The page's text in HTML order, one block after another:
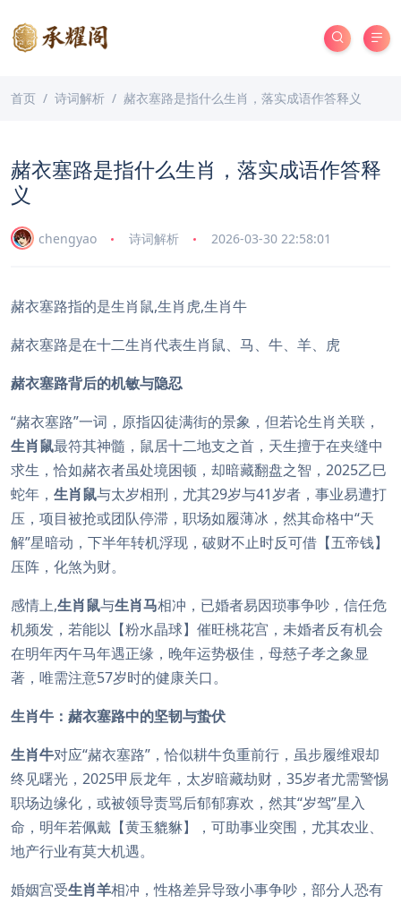
首页 诗词解析 赭衣塞路是指什么生肖，落实成语作答释义
赭衣塞路是指什么生肖，落实成语作答释
义
chengyao 诗词解析 2026-03-30 22:58:01
赭衣塞路指的是生肖鼠,生肖虎,生肖牛
赭衣塞路是在十二生肖代表生肖鼠、马、牛、羊、虎
赭衣塞路背后的机敏与隐忍
“赭衣塞路”一词，原指囚徒满街的景象，但若论生肖关联，
生肖鼠最符其神髓，鼠居十二地支之首，天生擅于在夹缝中
求生，恰如赭衣者虽处境困顿，却暗藏翻盘之智，2025乙巳
蛇年， 生肖鼠与太岁相刑，尤其29岁与41岁者，事业易遭打
压，项目被抢或团队停滞，职场如履薄冰，然其命格中“天
解”星暗动，下半年转机浮现，破财不止时反可借【五帝钱】
压阵，化煞为财。
感情上,生肖鼠与生肖马相冲，已婚者易因琐事争吵，信任危
机频发，若能以【粉水晶球】催旺桃花宫，未婚者反有机会
在明年丙午马年遇正缘，晚年运势极佳，母慈子孝之象显
著，唯需注意57岁时的健康关口。
生肖牛：赭衣塞路中的坚韧与蛰伏
生肖牛对应“赭衣塞路”，恰似耕牛负重前行，虽步履维艰却
终见曙光，2025甲辰龙年，太岁暗藏劫财，35岁者尤需警惕
职场边缘化，或被领导责骂后郁郁寡欢，然其“岁驾”星入
命，明年若佩戴【黄玉貔貅】，可助事业突围，尤其农业、
地产行业有莫大机遇。
婚姻宫受生肖羊相冲，性格差异导致小事争吵，部分人恐有